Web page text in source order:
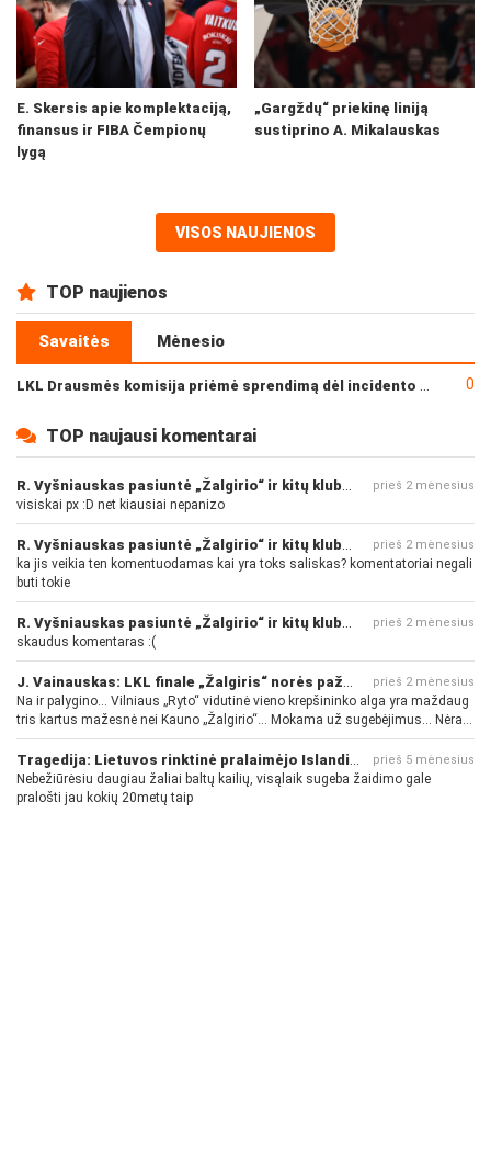
E. Skersis apie komplektaciją,
finansus ir FIBA Čempionų
lygą
„Gargždų“ priekinę liniją
sustiprino A. Mikalauskas
VISOS NAUJIENOS
TOP naujienos
Savaitės Mėnesio
LKL Drausmės komisija priėmė sprendimą dėl incidento po „Neptūno“ ir „Juventus“ rungtynių 0
TOP naujausi komentarai
R. Vyšniauskas pasiuntė „Žalgirio“ ir kitų klubų fanus prieš 2 mėnesius
visiskai px :D net kiausiai nepanizo
R. Vyšniauskas pasiuntė „Žalgirio“ ir kitų klubų fanus prieš 2 mėnesius
ka jis veikia ten komentuodamas kai yra toks saliskas? komentatoriai negali
buti tokie
R. Vyšniauskas pasiuntė „Žalgirio“ ir kitų klubų fanus prieš 2 mėnesius
skaudus komentaras :(
J. Vainauskas: LKL finale „Žalgiris“ norės pažeminti „Rytą“ prieš 2 mėnesius
Na ir palygino... Vilniaus „Ryto“ vidutinė vieno krepšininko alga yra maždaug
tris kartus mažesnė nei Kauno „Žalgirio“... Mokama už sugebėjimus... Nėra
pinigų - nėra gerų žaidėjų...
Tragedija: Lietuvos rinktinė pralaimėjo Islandijai prieš 5 mėnesius
Nebežiūrėsiu daugiau žaliai baltų kailių, visąlaik sugeba žaidimo gale
pralošti jau kokių 20metų taip